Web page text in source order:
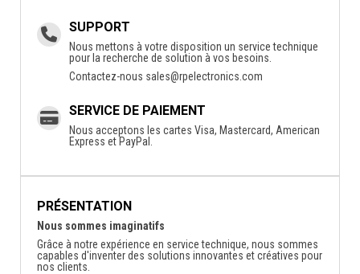
SUPPORT
Nous mettons à votre disposition un service technique
pour la recherche de solution à vos besoins.
Contactez-nous sales@rpelectronics.com
SERVICE DE PAIEMENT
Nous acceptons les cartes Visa, Mastercard, American
Express et PayPal.
PRÉSENTATION
Nous sommes imaginatifs
Grâce à notre expérience en service technique, nous sommes
capables d'inventer des solutions innovantes et créatives pour
nos clients.